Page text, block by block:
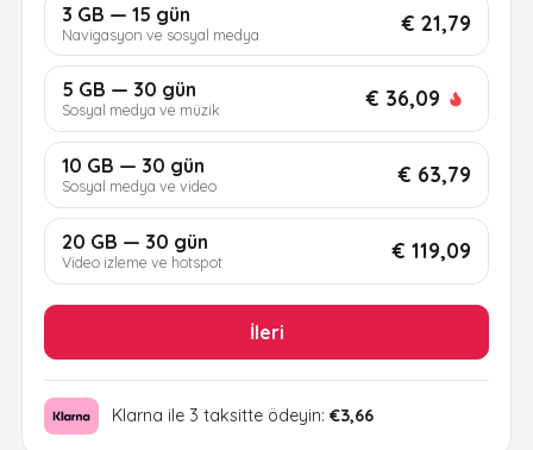
3 GB — 15 gün
Navigasyon ve sosyal medya € 21,79
5 GB — 30 gün
Sosyal medya ve müzik € 36,09
10 GB — 30 gün
Sosyal medya ve video € 63,79
20 GB — 30 gün
Video izleme ve hotspot € 119,09
İleri
Klarna ile 3 taksitte ödeyin: €3,66